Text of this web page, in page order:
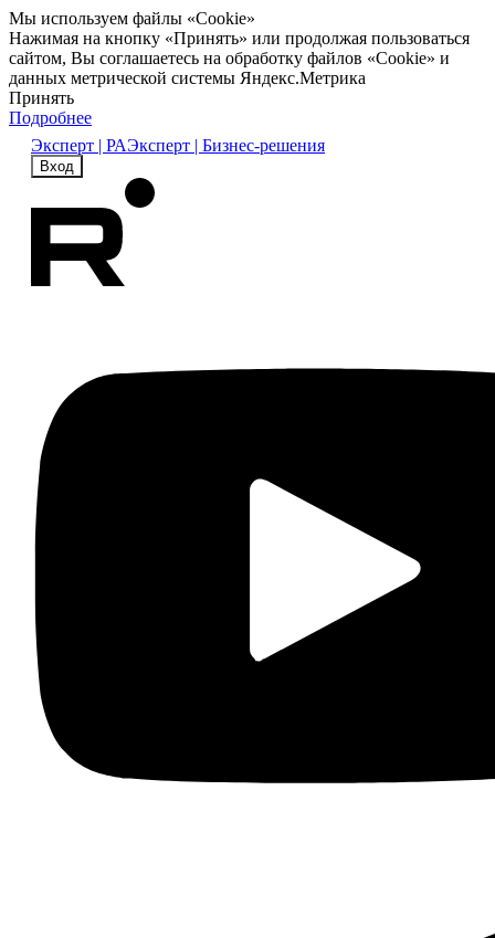
Мы используем файлы «Cookie»
Нажимая на кнопку «Принять» или продолжая пользоваться
сайтом, Вы соглашаетесь на обработку файлов «Cookie» и
данных метрической системы Яндекс.Метрика
Принять
Подробнее
Эксперт | РАЭксперт | Бизнес-решения
Вход